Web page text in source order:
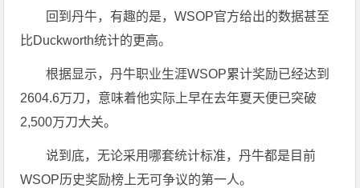
回到丹牛，有趣的是，WSOP官方给出的数据甚至
比Duckworth统计的更高。
根据显示，丹牛职业生涯WSOP累计奖励已经达到
2604.6万刀，意味着他实际上早在去年夏天便已突破
2,500万刀大关。
说到底，无论采用哪套统计标准，丹牛都是目前
WSOP历史奖励榜上无可争议的第一人。